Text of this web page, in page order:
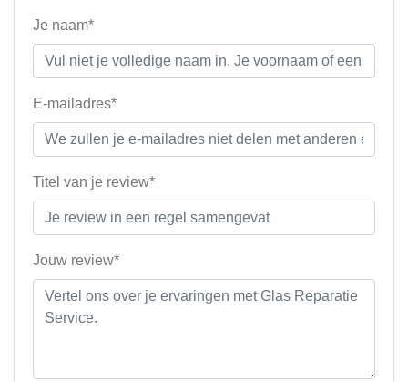
Je naam*
E-mailadres*
Titel van je review*
Jouw review*